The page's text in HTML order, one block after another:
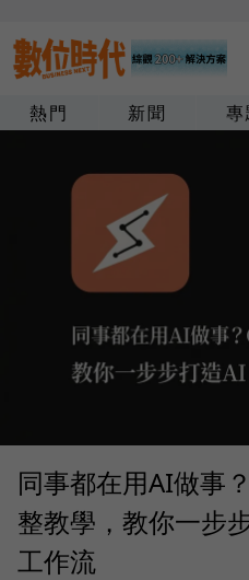
熱門 新聞 專
同事都在用AI做事
整教學，教你一步
工作流